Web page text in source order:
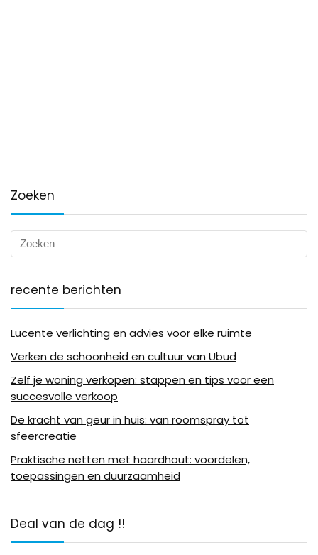
Zoeken
recente berichten
Lucente verlichting en advies voor elke ruimte
Verken de schoonheid en cultuur van Ubud
Zelf je woning verkopen: stappen en tips voor een
succesvolle verkoop
De kracht van geur in huis: van roomspray tot
sfeercreatie
Praktische netten met haardhout: voordelen,
toepassingen en duurzaamheid
Deal van de dag !!